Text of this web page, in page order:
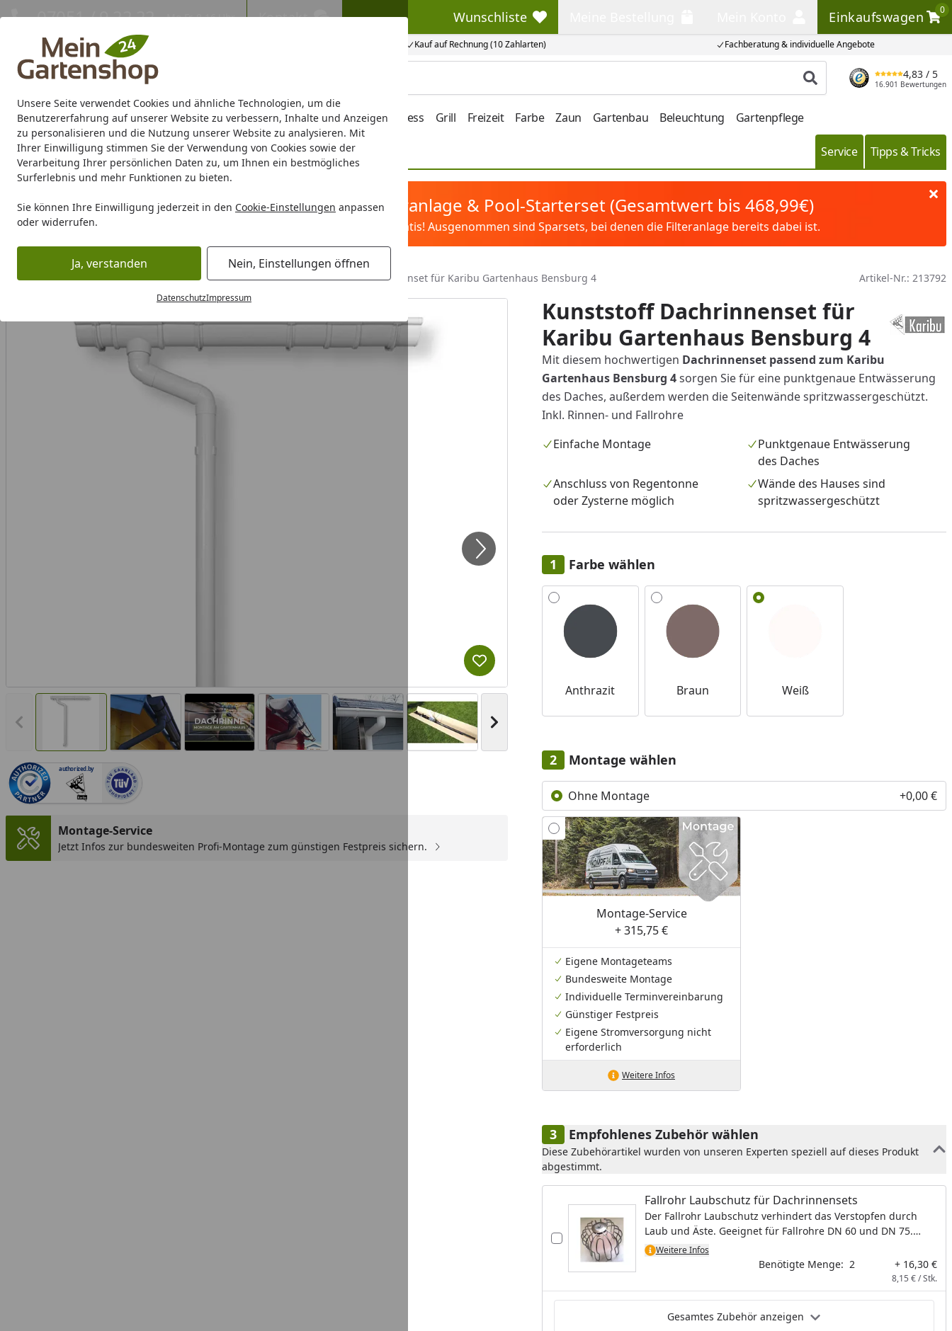
Unsere Seite verwendet Cookies und ähnliche Technologien, um die
Benutzererfahrung auf unserer Website zu verbessern, Inhalte und Anzeigen
zu personalisieren und die Nutzung unserer Website zu analysieren. Mit
Ihrer Einwilligung stimmen Sie der Verwendung von Cookies sowie der
Verarbeitung Ihrer persönlichen Daten zu, um Ihnen ein bestmögliches
Surferlebnis und mehr Funktionen zu bieten.
Sie können Ihre Einwilligung jederzeit in den Cookie-Einstellungen anpassen
oder widerrufen.
Ja, verstanden Nein, Einstellungen öffnen
DatenschutzImpressum
Eigene Montage-Teams Kauf auf Rechnung (10 Zahlarten) Fachberatung & individuelle Angebote
07051 / 9 22 22 Mo-Fr. 8-16 Uhr Kontakt Wunschliste
Wunschliste Einkaufswagen
0
Einkaufswagen
Produkt suchen
4,83 / 5
16.901 Bewertungen
Gartenhaus Gerätehaus Gewächshaus Carport/Garage/Vordach Wellness Grill Freizeit Farbe Zaun Gartenbau Beleuchtung Gartenpflege
Marken Sale % Service Tipps & Tricks
Karibu Pools inkl. gratis Sandfilteranlage & Pool-Starterset (Gesamtwert bis 468,99€)
Dein Traumpool im Sorglos-Paket: Filter&Pflege gratis! Ausgenommen sind Sparsets, bei denen die Filteranlage bereits dabei ist.
Gartenhaus Zubehör für Gartenhäuser Dachrinnen Kunststoff Dachrinnenset für Karibu Gartenhaus Bensburg 4 Artikel-Nr.: 213792
Vorheriges Bild anzeigen Nächstes Bild anzeigen
Produkt zur Wunschliste hinzufügen
authorized.by
Montage-Service
Jetzt Infos zur bundesweiten Profi-Montage zum günstigen Festpreis sichern.
Kunststoff Dachrinnenset für
Karibu Gartenhaus Bensburg 4
Mit diesem hochwertigen Dachrinnenset passend zum Karibu
Gartenhaus Bensburg 4sorgen Sie für eine punktgenaue Entwässerung
des Daches, außerdem werden die Seitenwände spritzwassergeschützt.
Inkl. Rinnen- und Fallrohre
Einfache Montage
Punktgenaue Entwässerung
des Daches
Anschluss von Regentonne
oder Zysterne möglich
Wände des Hauses sind
spritzwassergeschützt
Farbe wählen
Alle anzeigen (3)
Anthrazit Braun Weiß
Montage wählen
Ohne Montage +0,00 €
Montage-Service
+ 315,75 €
Eigene Montageteams
Bundesweite Montage
Individuelle Terminvereinbarung
Günstiger Festpreis
Eigene Stromversorgung nicht
erforderlich
Weitere Infos
Empfohlenes Zubehör wählen
Diese Zubehörartikel wurden von unseren Experten speziell auf dieses Produkt
abgestimmt.
Fallrohr Laubschutz für Dachrinnensets
Der Fallrohr Laubschutz verhindert das Verstopfen durch
Laub und Äste. Geeignet für Fallrohre DN 60 und DN 75.
Material: Metall verzinkt
Weitere Infos
Benötigte Menge: 2 + 16,30 €
8,15 € / Stk.
Gesamtes Zubehör anzeigen